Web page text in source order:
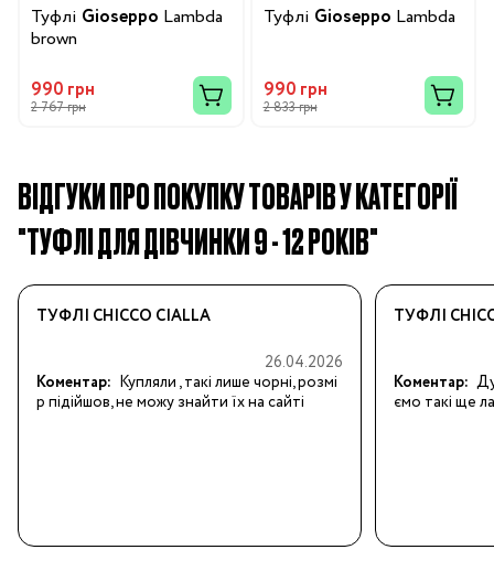
Туфлі Gioseppo Lambda
brown
990 грн
2 767 грн
Туфлі Gioseppo Lambda
990 грн
2 833 грн
ВІДГУКИ ПРО ПОКУПКУ ТОВАРІВ У КАТЕГОРІЇ
"ТУФЛІ ДЛЯ ДІВЧИНКИ 9 - 12 РОКІВ"
ТУФЛІ CHICCO CIALLA
26.04.2026
Коментар: Купляли , такі лише чорні, розмі
р підійшов, не можу знайти їх на сайті
ТУФЛІ
Коментар:
ємо такі ще